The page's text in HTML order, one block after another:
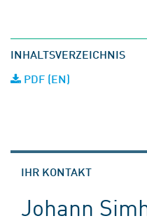
INHALTSVERZEICHNIS
PDF (EN)
IHR KONTAKT
Johann